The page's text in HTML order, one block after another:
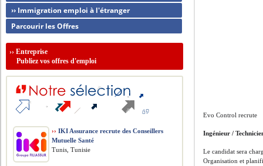
Evo Control recrute
Ingénieur /
Le candidat sera
Organisation et
›› Immigration emploi à l'étranger
Parcourir les Offres
››Entreprise
Publiez vos offres d'emploi
›› IKI Assurance recrute des Conseillers
Mutuelle Santé
Tunis, Tunisie